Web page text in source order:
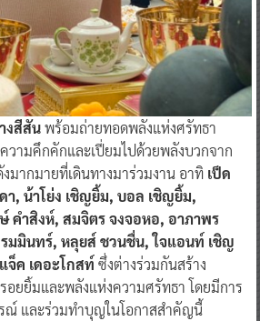
งสีสันพร้อมถ่ายทอดพลังแห่งศรัทธา
วามคึกคักและเปี่ยมไปด้วยพลังบวกจาก
มากมายที่เดินทางมาร่วมงาน อาทิ เป็ด
า, น้าโย่ง เชิญยิ้ม, บอล เชิญยิ้ม,
คำสิงห์, สมจิตร จงจอหอ, อาภาพร
มมินทร์, หลุยส์ ชวนชื่น, ใจแอนท์ เชิญ
จ็ค เดอะโกสท์ ซึ่งต่างร่วมกันสร้าง
อยยิ้มและพลังแห่งความศรัทธา โดยมีการ
ณ์ และร่วมทำบุญในโอกาสสำคัญนี้